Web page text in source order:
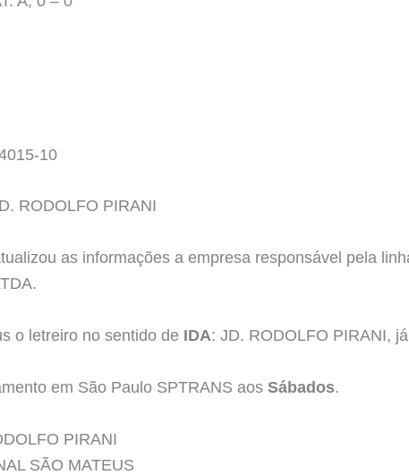
10
RODOLFO PIRANI
as informações a empresa responsável pela
o letreiro no sentido de IDA: JD. RODOLFO PIRANI,
em São Paulo SPTRANS aos Sábados.
PIRANI
SÃO MATEUS